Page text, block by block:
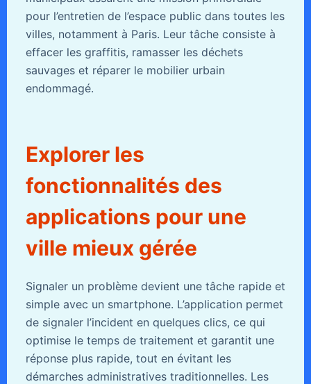
pour l’entretien de l’espace public dans toutes les
villes, notamment à Paris. Leur tâche consiste à
effacer les graffitis, ramasser les déchets
sauvages et réparer le mobilier urbain
endommagé.
Explorer les
fonctionnalités des
applications pour une
ville mieux gérée
Signaler un problème devient une tâche rapide et
simple avec un smartphone. L’application permet
de signaler l’incident en quelques clics, ce qui
optimise le temps de traitement et garantit une
réponse plus rapide, tout en évitant les
démarches administratives traditionnelles. Les